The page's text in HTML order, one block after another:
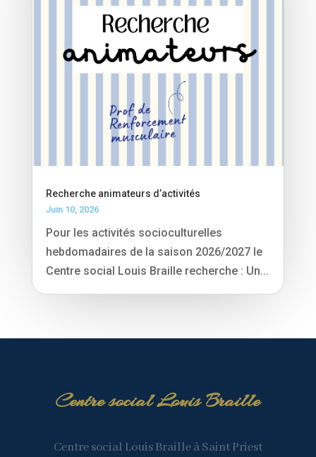
Recherche animateurs d’activités
Juin 10, 2026
Pour les activités socioculturelles
hebdomadaires de la saison 2026/2027 le
Centre social Louis Braille recherche : Un...
Centre social Louis Braille
Centre social Louis Braille à Saint Priest